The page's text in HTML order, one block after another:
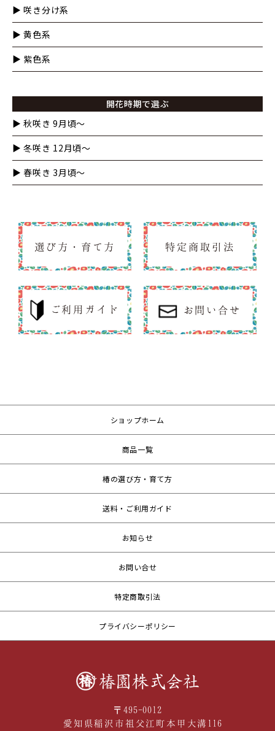
▶︎ 咲き分け系
▶︎ 黄色系
▶︎ 紫色系
開花時期で選ぶ
▶︎ 秋咲き 9月頃～
▶︎ 冬咲き 12月頃～
▶︎ 春咲き 3月頃～
選び方・育て方 特定商取引法
ご利用ガイド お問い合せ
ショップホーム
商品一覧
椿の選び方・育て方
送料・ご利用ガイド
お知らせ
お問い合せ
特定商取引法
プライバシーポリシー
〒495-0012
愛知県稲沢市祖父江町本甲大溝116